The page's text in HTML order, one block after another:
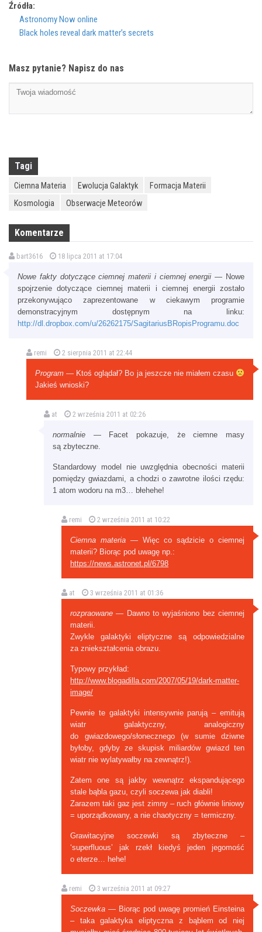
Źródła:
Astronomy Now online
Black holes reveal dark matter’s secrets
Masz pytanie? Napisz do nas
Tagi
Ciemna Materia Ewolucja Galaktyk
Formacja Materii
Kosmologia
Obserwacje Meteorów
Komentarze
bart3616 18 lipca 2011 at 17:04
Nowe fakty dotyczące ciemnej materii i ciemnej energii — Nowe
spojrzenie dotyczące ciemnej materii i ciemnej energii zostało
przekonywująco zaprezentowane w ciekawym programie
demonstracyjnym dostępnym na linku:
http://dl.dropbox.com/u/26262175/SagitariusBRopisProgramu.doc
remi 2 sierpnia 2011 at 22:44
Program — Ktoś oglądał? Bo ja jeszcze nie miałem czasu
Jakieś wnioski?
at 2 września 2011 at 02:26
normalnie — Facet pokazuje, że ciemne masy
są zbyteczne.
Standardowy model nie uwzględnia obecności materii
pomiędzy gwiazdami, a chodzi o zawrotne ilości rzędu:
1 atom wodoru na m3… błehehe!
remi 2 września 2011 at 10:22
Ciemna materia— Więc co sądzicie o ciemnej
materii? Biorąc pod uwagę np.:
https://news.astronet.pl/6798
at 3 września 2011 at 01:36
rozpraowane — Dawno to wyjaśniono bez ciemnej
materii.
Zwykle galaktyki eliptyczne są odpowiedzialne
za zniekształcenia obrazu.
Typowy przykład:
http://www.blogadilla.com/2007/05/19/dark-matter-
image/
Pewnie te galaktyki intensywnie parują – emitują
wiatr galaktyczny, analogiczny
do gwiazdowego/słonecznego (w sumie dziwne
byłoby, gdyby ze skupisk miliardów gwiazd ten
wiatr nie wylatywałby na zewnątrz!).
Zatem one są jakby wewnątrz ekspandującego
stale bąbla gazu, czyli soczewa jak diabli!
Zarazem taki gaz jest zimny – ruch głównie liniowy
= uporządkowany, a nie chaotyczny = termiczny.
Grawitacyjne soczewki są zbyteczne –
‘superfluous’ jak rzekł kiedyś jeden jegomość
o eterze… hehe!
remi 3 września 2011 at 09:27
Soczewka — Biorąc pod uwagę promień Einsteina
– taka galaktyka eliptyczna z bąblem od niej